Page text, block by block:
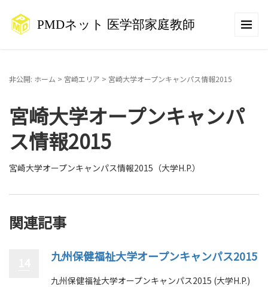
非公開: ホーム > 宮崎エリア > 宮崎大学オープンキャンパス情報2015
宮崎大学オープンキャンパ
ス情報2015
宮崎大学オープンキャンパス情報2015（大学H.P.）
関連記事
九州保健福祉大学オープンキャンパス2015
九州保健福祉大学オープンキャンパス2015 (大学H.P.)